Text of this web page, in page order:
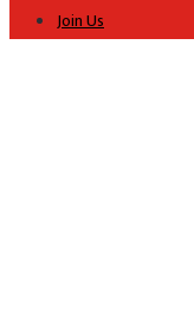
Join Us